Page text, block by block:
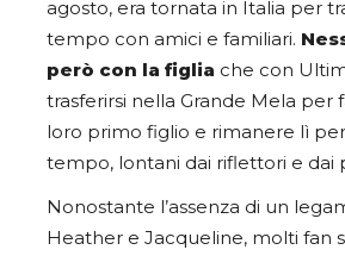
agosto, era tornata in Italia per
tempo con amici e familiari.
però con la figlia che con
trasferirsi nella Grande Mela per
loro primo figlio e rimanere lì per
tempo, lontani dai riflettori e dai
Nonostante l’assenza di un
Heather e Jacqueline, molti fan